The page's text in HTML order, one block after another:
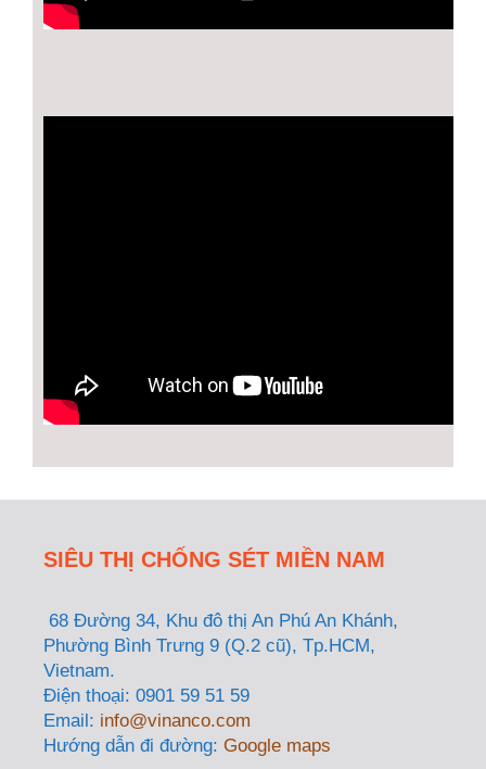
SIÊU THỊ CHỐNG SÉT MIỀN NAM
68 Đường 34, Khu đô thị An Phú An Khánh,
Phường Bình Trưng 9 (Q.2 cũ), Tp.HCM,
Vietnam.
Điện thoại: 0901 59 51 59
Email: info@vinanco.com
Hướng dẫn đi đường: Google maps